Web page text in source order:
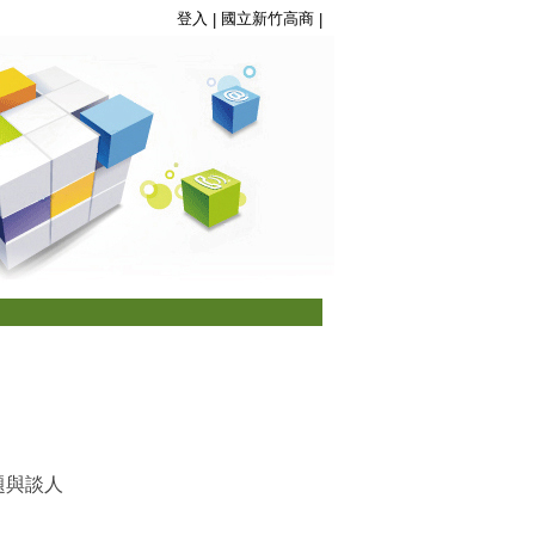
登入 | 國立新竹高商|
談人